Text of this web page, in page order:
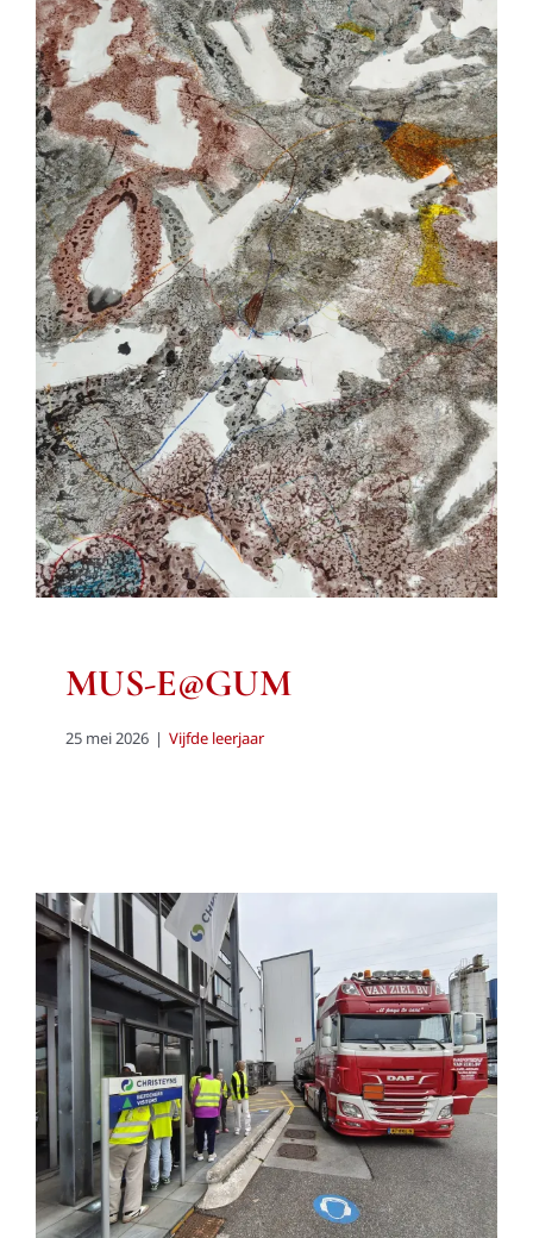
MUS-E@GUM
Vijfde leerjaar
MUS-E@GUM
25 mei 2026 | Vijfde leerjaar
Bedrijfsbezoek
Christeyns
Vijfde leerjaar